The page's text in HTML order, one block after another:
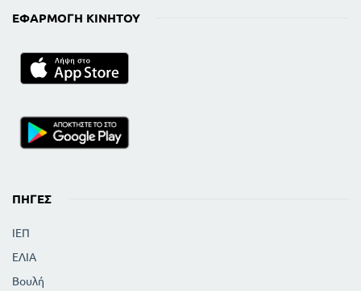
ΕΦΑΡΜΟΓΉ ΚΙΝΗΤΟΎ
ΠΗΓΈΣ
ΙΕΠ
ΕΛΙΑ
Βουλή